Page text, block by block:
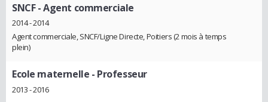
SNCF- Agent commerciale
2014 - 2014
Agent commerciale, SNCF/Ligne Directe, Poitiers (2 mois à temps
plein)
Ecole maternelle - Professeur
2013 - 2016